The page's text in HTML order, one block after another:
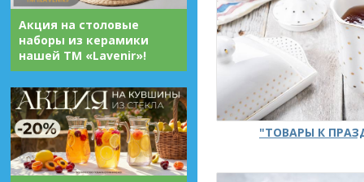
Акция на столовые
наборы из керамики
нашей ТМ «Lavenir»!
"ТОВАРЫ К